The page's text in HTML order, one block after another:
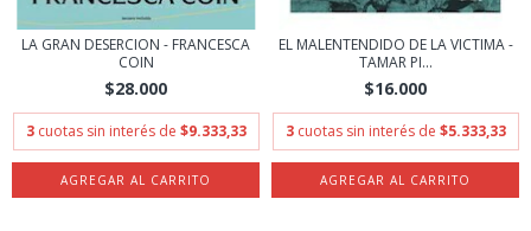
LA GRAN DESERCION - FRANCESCA
COIN
$28.000
3 cuotas sin interés de $9.333,33
EL MALENTENDIDO DE LA VICTIMA -
TAMAR PI...
$16.000
3 cuotas sin interés de $5.333,33